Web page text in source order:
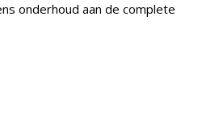
onderhoud aan de complete